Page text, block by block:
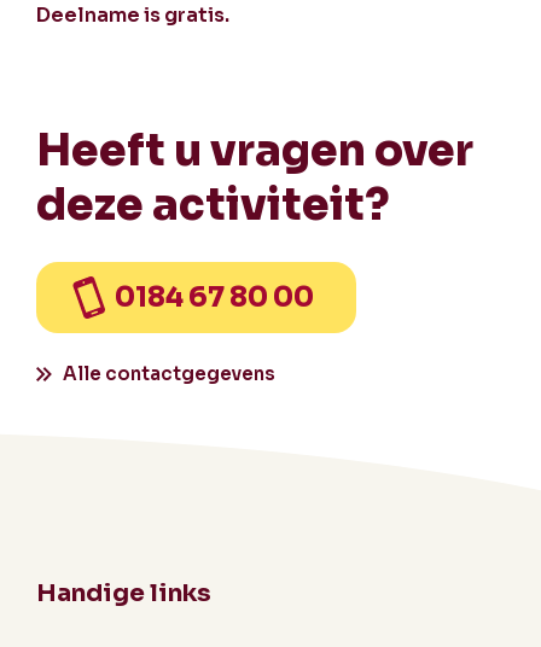
Deelname is gratis.
Heeft u vragen over
deze activiteit?
0184 67 80 00
Alle contactgegevens
Handige links